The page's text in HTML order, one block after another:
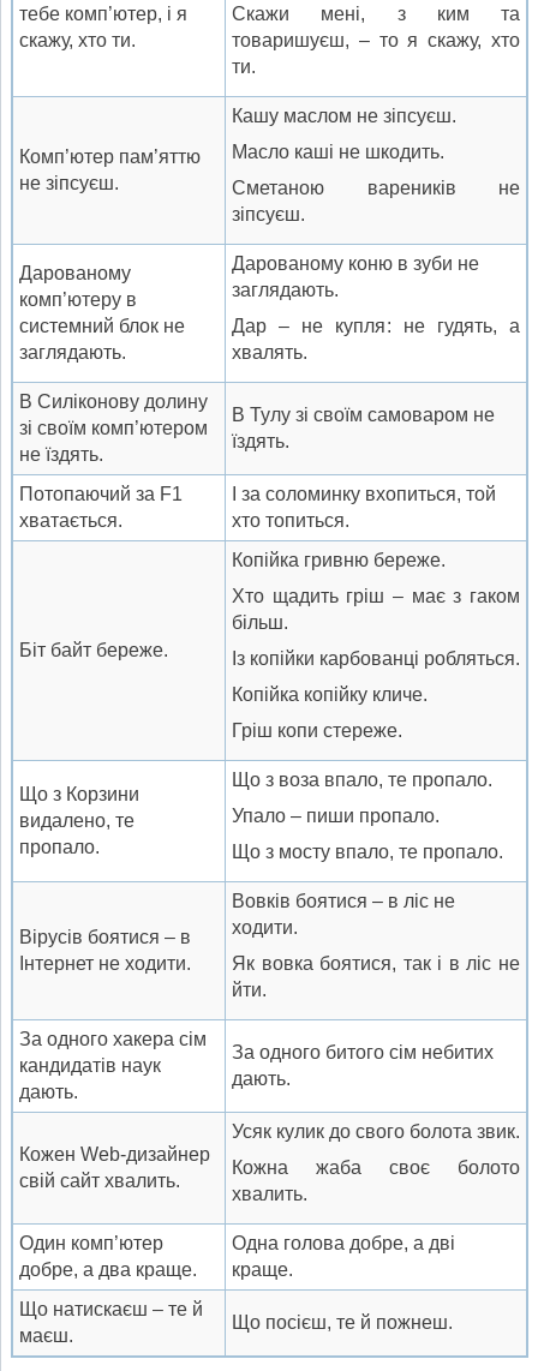
тебе комп’ютер, і я
скажу, хто ти.
Скажи мені, з ким та
товаришуєш, – то я скажу, хто
ти.
Комп’ютер пам’яттю
не зіпсуєш.
Кашу маслом не зіпсуєш.
Масло каші не шкодить.
Сметаною вареників не
зіпсуєш.
Дарованому
комп’ютеру в
системний блок не
заглядають.
Дарованому коню в зуби не
заглядають.
Дар – не купля: не гудять, а
хвалять.
В Силіконову долину
зі своїм комп’ютером
не їздять.
В Тулу зі своїм самоваром не
їздять.
Потопаючий за F1
хватається.
І за соломинку вхопиться, той
хто топиться.
Біт байт береже.
Копійка гривню береже.
Хто щадить гріш – має з гаком
більш.
Із копійки карбованці робляться.
Копійка копійку кличе.
Гріш копи стереже.
Що з Корзини
видалено, те
пропало.
Що з воза впало, те пропало.
Упало – пиши пропало.
Що з мосту впало, те пропало.
Вірусів боятися – в
Інтернет не ходити.
Вовків боятися – в ліс не
ходити.
Як вовка боятися, так і в ліс не
йти.
За одного хакера сім
кандидатів наук
дають.
За одного битого сім небитих
дають.
Кожен Web-дизайнер
свій сайт хвалить.
Усяк кулик до свого болота звик.
Кожна жаба своє болото
хвалить.
Один комп’ютер
добре, а два краще.
Одна голова добре, а дві
краще.
Що натискаєш – те й
маєш.
Що посієш, те й пожнеш.